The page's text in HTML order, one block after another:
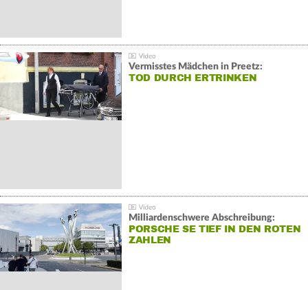
Vermisstes Mädchen in Preetz:
TOD DURCH ERTRINKEN
Milliardenschwere Abschreibung:
PORSCHE SE TIEF IN DEN ROTEN
ZAHLEN